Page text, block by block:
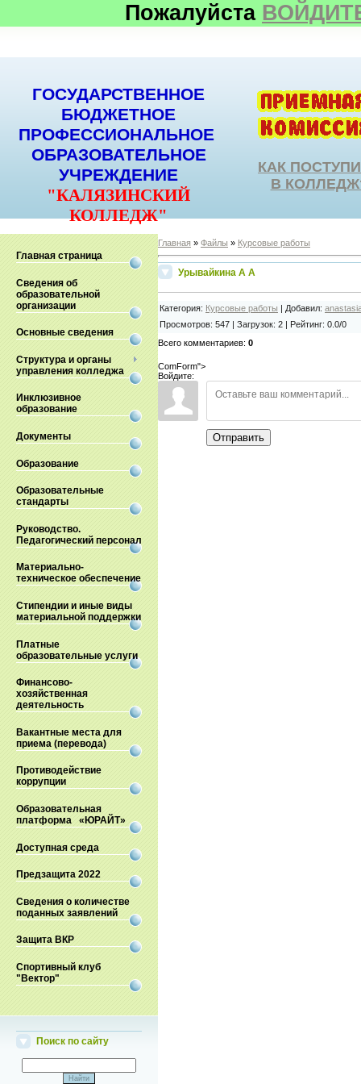
Пожалуйста
ГОСУДАРСТВЕННОЕ
БЮДЖЕТНОЕ
ПРОФЕССИОНАЛЬНОЕ
ОБРАЗОВАТЕЛЬНОЕ
УЧРЕЖДЕНИЕ
"КАЛЯЗИНСКИЙ
КОЛЛЕДЖ"
КАК
В
Главная страница
Сведения об
образовательной
организации
Основные сведения
Структура и органы
управления колледжа
Инклюзивное
образование
Документы
Образование
Образовательные
стандарты
Руководство.
Педагогический персонал
Материально-
техническое обеспечение
Стипендии и иные виды
материальной поддержки
Платные
образовательные услуги
Финансово-
хозяйственная
деятельность
Вакантные места для
приема (перевода)
Противодействие
коррупции
Образовательная
платформа «ЮРАЙТ»
Доступная среда
Предзащита 2022
Сведения о количестве
поданных заявлений
Защита ВКР
Спортивный клуб
"Вектор"
Поиск по сайту
Главная » Файлы » Курсовые работы
Урывайкина А А
Категория: Курсовые работы | Добавил:
Просмотров: 547 | Загрузок: 2 | Рейтинг: 0.0/0
Всего комментариев: 0
ComForm">
Войдите:
Отправить